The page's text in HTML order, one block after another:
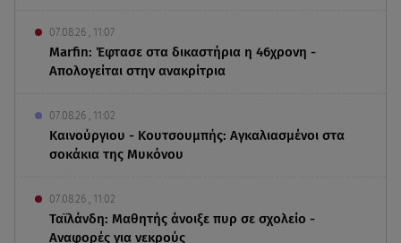
07.08.26 , 11:07
Marfin: Έφτασε στα δικαστήρια η 46χρονη -
Απολογείται στην ανακρίτρια
07.08.26 , 11:02
Καινούργιου - Κουτσουμπής: Αγκαλιασμένοι στα
σοκάκια της Μυκόνου
07.08.26 , 11:02
Ταϊλάνδη: Μαθητής άνοιξε πυρ σε σχολείο -
Αναφορές για νεκρούς